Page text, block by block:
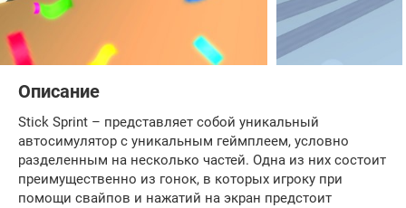
Описание
Stick Sprint – представляет собой уникальный
автосимулятор с уникальным геймплеем, условно
разделенным на несколько частей. Одна из них состоит
преимущественно из гонок, в которых игроку при
помощи свайпов и нажатий на экран предстоит